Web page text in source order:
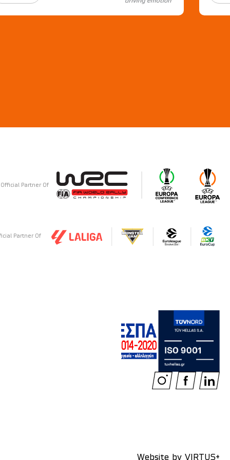
Official Partner Of
Partner Of
Website by VIRTUS+